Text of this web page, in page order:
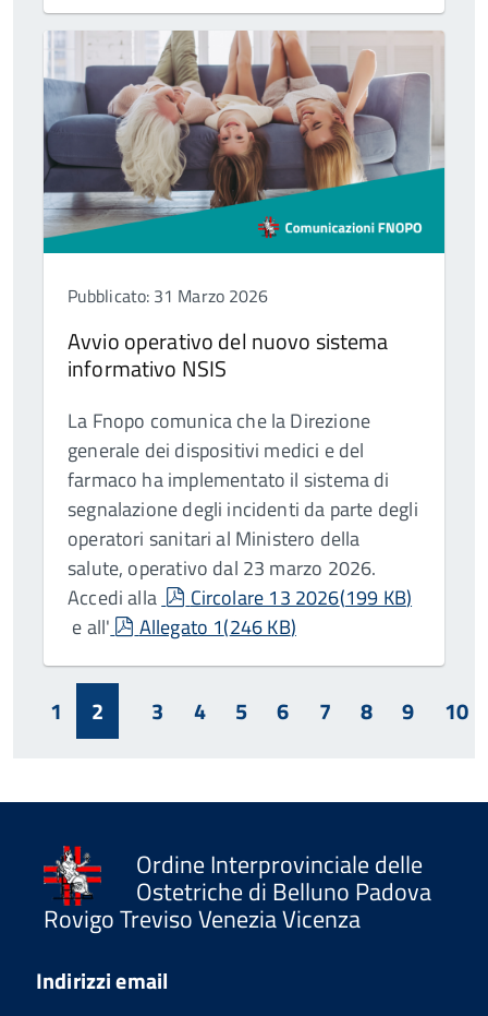
Pubblicato: 31 Marzo 2026
Avvio operativo del nuovo sistema
informativo NSIS
La Fnopo comunica che la Direzione
generale dei dispositivi medici e del
farmaco ha implementato il sistema di
segnalazione degli incidenti da parte degli
operatori sanitari al Ministero della
salute, operativo dal 23 marzo 2026.
Accedi alla
pdf
Circolare 13 2026(199 KB)
e all'
pdf
Allegato 1(246 KB)
1 2 3 4 5 6 7 8 9 10
Ordine Interprovinciale delle
Ostetriche di Belluno Padova
Rovigo Treviso Venezia Vicenza
Indirizzi email